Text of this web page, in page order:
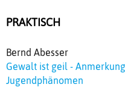
PRAKTISCH
Bernd Abesser
Gewalt ist geil -
Jugendphänomen